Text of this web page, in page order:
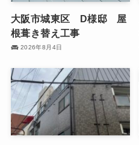
大阪市城東区 D様邸 屋
根葺き替え工事
2026年8月4日